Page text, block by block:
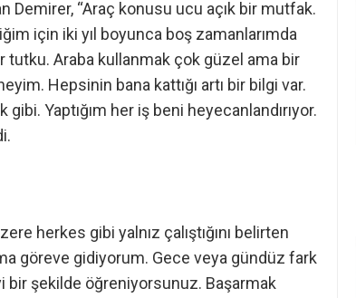
Demirer, “Araç konusu ucu açık bir mutfak.
için iki yıl boyunca boş zamanlarımda
tutku. Araba kullanmak çok güzel ama bir
Hepsinin bana kattığı artı bir bilgi var.
Yaptığım her iş beni heyecanlandırıyor.
herkes gibi yalnız çalıştığını belirten
göreve gidiyorum. Gece veya gündüz fark
bir şekilde öğreniyorsunuz. Başarmak